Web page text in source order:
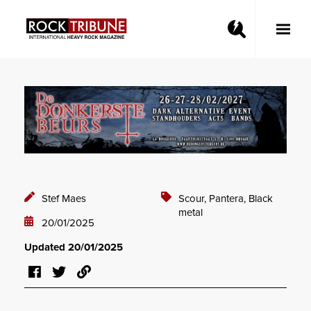
Toggle
Stef Maes
20/01/2025
Scour, Pantera, Black
metal
Updated 20/01/2025